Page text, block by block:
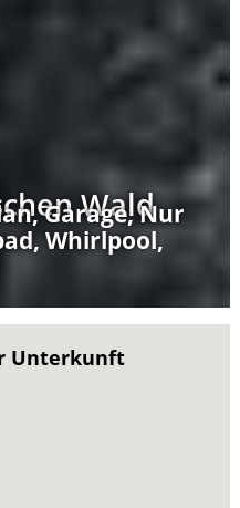
Wald
Garage, Nur
Whirlpool,
Unterkunft